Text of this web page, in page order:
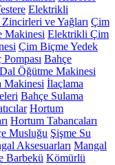
Elektrikli
Zincirleri ve Yağları Çim
Makinesi Elektrikli Çim
Çim Biçme Yedek
Pompası Bahçe
Dal Öğütme Makinesi
Makinesi İlaçlama
Bahçe Sulama
Hortum
Hortum Tabancaları
Musluğu Şişme Su
Aksesuarları Mangal
Barbekü Kömürlü